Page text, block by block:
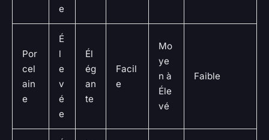
e
Por
cel
ain
e
É
l
e
v
é
e
Él
ég
an
te
Facil
e
Mo
ye
n à
Éle
vé
Faible